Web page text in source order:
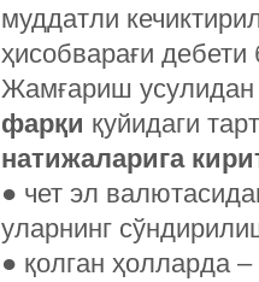
муддатли
ҳисобварағи дебети
Жамғариш
фарқи қуйидаги
натижаларига
● чет эл
уларнинг
● қолган ҳолларда